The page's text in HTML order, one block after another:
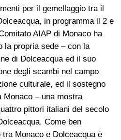
per il gemellaggio tra il
in programma il 2 e
AIAP di Monaco ha
la propria sede – con la
di Dolceacqua ed il suo
degli scambi nel campo
culturale, ed il sostegno
Monaco – una mostra
pittori italiani del secolo
Come ben
Monaco e Dolceacqua è